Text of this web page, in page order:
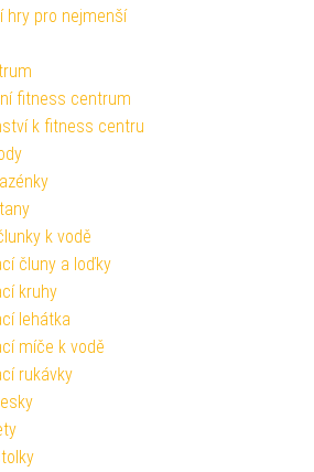
hry pro nejmenší
fitness centrum
k fitness centru
k vodě
čluny a loďky
kruhy
lehátka
míče k vodě
rukávky